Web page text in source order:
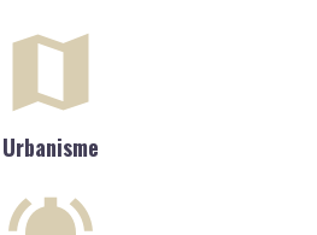
Urbanisme